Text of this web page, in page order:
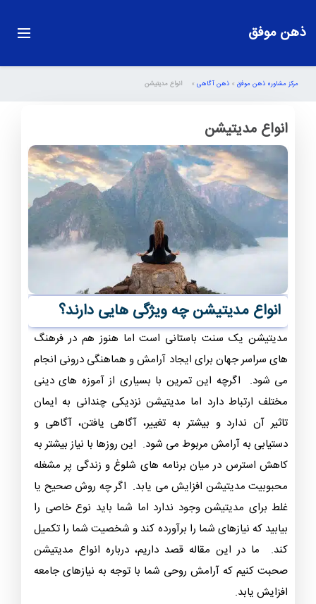
ذهن موفق
مرکز مشاوره ذهن موفق » ذهن آگاهی » انواع مدیتیشن
انواع مدیتیشن
انواع مدیتیشن چه ویژگی هایی دارند؟
مدیتیشن یک سنت باستانی است اما هنوز هم در فرهنگ
های سراسر جهان برای ایجاد آرامش و هماهنگی درونی انجام
می شود. اگرچه این تمرین با بسیاری از آموزه‌ های دینی
مختلف ارتباط دارد اما مدیتیشن نزدیکی چندانی به ایمان
تاثیر آن ندارد و بیشتر به تغییر، آگاهی یافتن، آگاهی و
دستیابی به آرامش مربوط می ‌شود. این روزها با نیاز بیشتر به
کاهش استرس در میان برنامه های شلوغ و زندگی پر مشغله
محبوبیت مدیتیشن افزایش می یابد. اگر چه روش صحیح یا
غلط برای مدیتیشن وجود ندارد اما شما باید نوع خاصی را
بیابید که نیازهای شما را برآورده کند و شخصیت شما را تکمیل
کند. ما در این مقاله قصد داریم، درباره انواع مدیتیشن
صحبت کنیم که آرامش روحی شما با توجه به نیازهای جامعه
افزایش یابد.